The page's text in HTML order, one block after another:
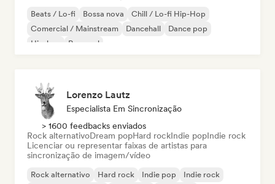
Beats / Lo-fi Bossa nova
Chill / Lo-fi Hip-Hop
Comercial / Mainstream
Dancehall
Dance pop
Hip-hop
Pop soul
Lorenzo Lautz
Especialista Em Sincronização
> 1600 feedbacks enviados
Rock alternativoDream popHard rockIndie popIndie rock
Licenciar ou representar faixas de artistas para
sincronização de imagem/vídeo
Rock alternativo Hard rock Indie pop
Indie rock